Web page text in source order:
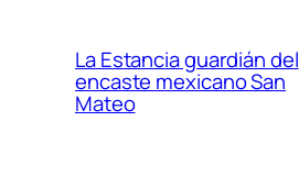
La Estancia guardián del
encaste mexicano San
Mateo